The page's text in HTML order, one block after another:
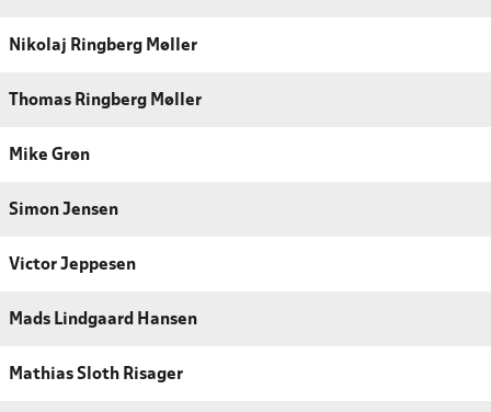
Nikolaj Ringberg Møller
Thomas Ringberg Møller
Mike Grøn
Simon Jensen
Victor Jeppesen
Mads Lindgaard Hansen
Mathias Sloth Risager